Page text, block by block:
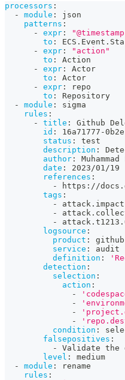
processors :
-
module :
json
patterns :
-
expr :
to :
-
expr :
"action"
to :
Action
-
expr :
Actor
to :
Actor
-
expr :
repo
to :
Repository
-
module :
sigma
rules :
-
title :
Github
id : 16a71777 -0b2e
status :
test
description :
author :
date :
2023/01/19
references :
-
https : //
tags :
-
attack.impact
-
-
logsource :
product :
github
service :
audit
definition :
detection :
selection :
action :
-
-
-
-
condition :
falsepositives :
-
Validate
level :
medium
-
module :
rename
rules :